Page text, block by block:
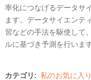
率化につなげるデータサ
ます。データサイエンテ
習などの手法を駆使して
ルに基づき予測を行います
カテゴリ: 私のお気に入り